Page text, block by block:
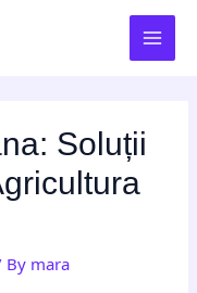
Soluții
By mara